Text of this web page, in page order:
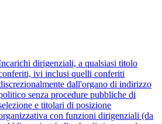
dirigenziali, a qualsiasi titolo
ivi inclusi quelli conferiti
dall'organo di indirizzo
senza procedure pubbliche di
e titolari di posizione
con funzioni dirigenziali (da